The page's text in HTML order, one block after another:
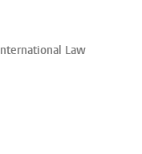
Law